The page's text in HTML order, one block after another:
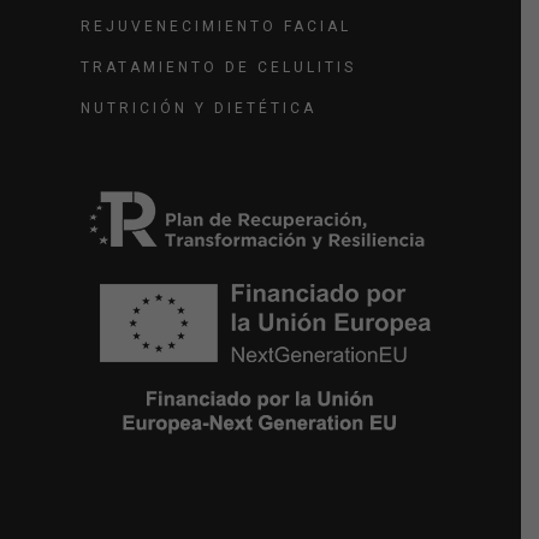
REJUVENECIMIENTO FACIAL
TRATAMIENTO DE CELULITIS
NUTRICIÓN Y DIETÉTICA